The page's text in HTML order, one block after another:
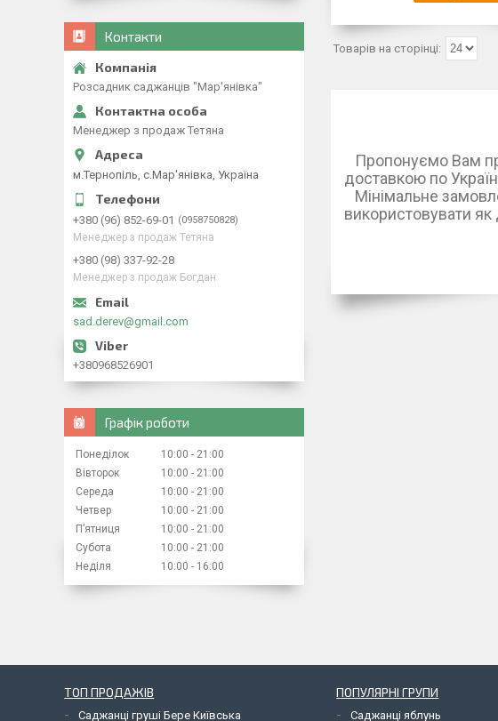
Пропонуємо Вам
доставкою по
Мінімальне
використовувати як
Контакти
Розсадник саджанців "Мар'янівка"
Менеджер з продаж Тетяна
м.Тернопіль, с.Мар'янівка, Україна
+380 (96) 852-69-01 0958750828
Менеджер з продаж Тетяна
+380 (98) 337-92-28
Менеджер з продаж Богдан
sad.derev@gmail.com
+380968526901
Графік роботи
Понеділок 10:00
21:00
Вівторок
10:00
21:00
Середа
10:00
21:00
Четвер
10:00
21:00
Пʼятниця
10:00
21:00
Субота
10:00
21:00
Неділя
10:00 16:00
ТОП ПРОДАЖІВ
Саджанці груші Бере Київська
ПОПУЛЯРНІ ГРУПИ
Саджанці яблунь